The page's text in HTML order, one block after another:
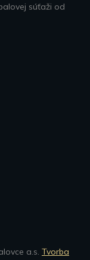
súťaži od
a.s. Tvorba